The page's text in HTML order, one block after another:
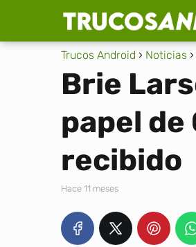
Trucos Android Noticias
Brie
papel de
recibido
hace 11 meses